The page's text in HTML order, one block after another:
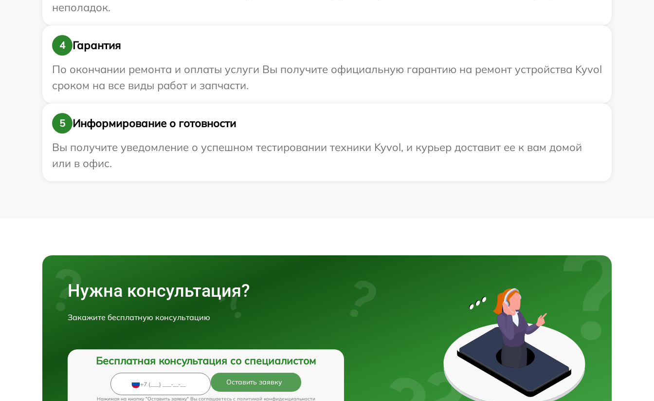
неполадок.
4
Гарантия
По окончании ремонта и оплаты услуги Вы получите официальную гарантию на ремонт устройства Kyvol
сроком на все виды работ и запчасти.
5
Информирование о готовности
Вы получите уведомление о успешном тестировании техники Kyvol, и курьер доставит ее к вам домой
или в офис.
Нужна консультация?
Закажите бесплатную консультацию
Бесплатная консультация со специалистом
Оставить заявку
Нажимая на кнопку "Оставить заявку" Вы соглашаетесь c политикой конфиденциальности